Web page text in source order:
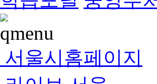
서울시홈페이지